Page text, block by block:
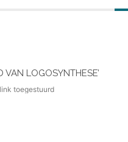
VAN LOGOSYNTHESE’
toegestuurd